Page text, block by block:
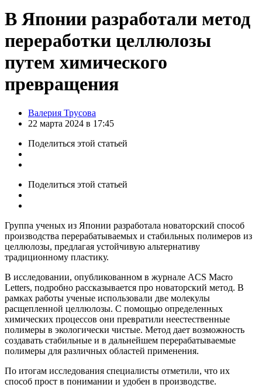
В Японии разработали метод
переработки целлюлозы
путем химического
превращения
Posted
by
Валерия Трусова
22 марта 2024 в 17:45
Поделиться этой статьей
Поделиться этой статьей
Группа ученых из Японии разработала новаторский способ
производства перерабатываемых и стабильных полимеров из
целлюлозы, предлагая устойчивую альтернативу
традиционному пластику.
В исследовании, опубликованном в журнале ACS Macro
Letters, подробно рассказывается про новаторский метод. В
рамках работы ученые использовали две молекулы
расщепленной целлюлозы. С помощью определенных
химических процессов они превратили неестественные
полимеры в экологически чистые. Метод дает возможность
создавать стабильные и в дальнейшем перерабатываемые
полимеры для различных областей применения.
По итогам исследования специалисты отметили, что их
способ прост в понимании и удобен в производстве.